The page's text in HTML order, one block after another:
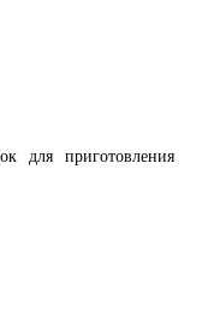
для приготовления